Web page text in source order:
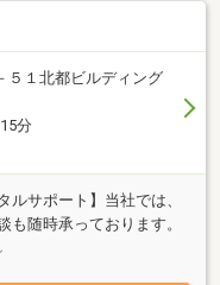
５１北都ビルディング
分
ルサポート】当社では、
も随時承っております。
な見回り、外清掃など、